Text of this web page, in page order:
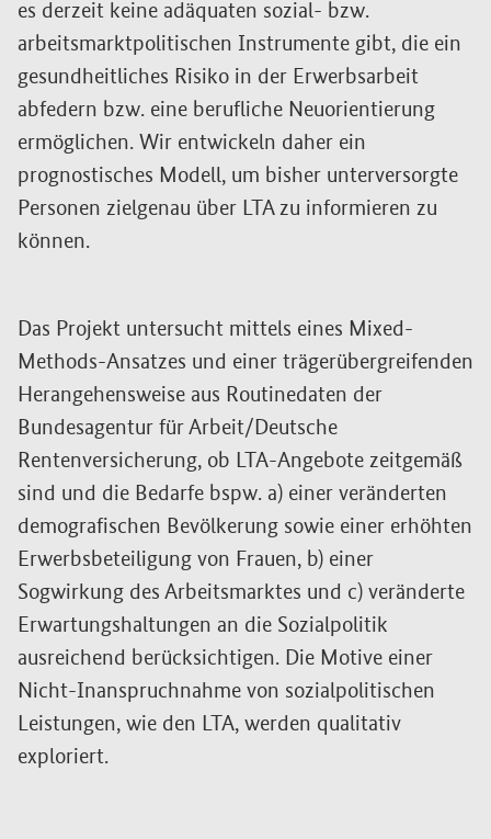
es derzeit keine adäquaten sozial- bzw.
arbeitsmarktpolitischen Instrumente gibt, die ein
gesundheitliches Risiko in der Erwerbsarbeit
abfedern bzw. eine berufliche Neuorientierung
ermöglichen. Wir entwickeln daher ein
prognostisches Modell, um bisher unterversorgte
Personen zielgenau über LTA zu informieren zu
können.
Das Projekt untersucht mittels eines Mixed-
Methods-Ansatzes und einer trägerübergreifenden
Herangehensweise aus Routinedaten der
Bundesagentur für Arbeit/Deutsche
Rentenversicherung, ob LTA-Angebote zeitgemäß
sind und die Bedarfe bspw. a) einer veränderten
demografischen Bevölkerung sowie einer erhöhten
Erwerbsbeteiligung von Frauen, b) einer
Sogwirkung des Arbeitsmarktes und c) veränderte
Erwartungshaltungen an die Sozialpolitik
ausreichend berücksichtigen. Die Motive einer
Nicht-Inanspruchnahme von sozialpolitischen
Leistungen, wie den LTA, werden qualitativ
exploriert.